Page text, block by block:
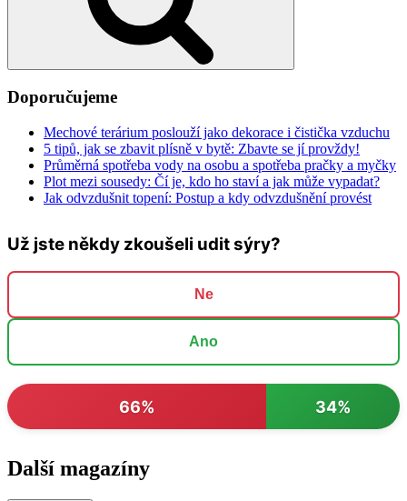
Doporučujeme
Mechové terárium poslouží jako dekorace i čistička vzduchu
5 tipů, jak se zbavit plísně v bytě: Zbavte se jí provždy!
Průměrná spotřeba vody na osobu a spotřeba pračky a myčky
Plot mezi sousedy: Čí je, kdo ho staví a jak může vypadat?
Jak odvzdušnit topení: Postup a kdy odvzdušnění provést
Už jste někdy zkoušeli udit sýry?
Ne
Ano
66% 34%
Další magazíny